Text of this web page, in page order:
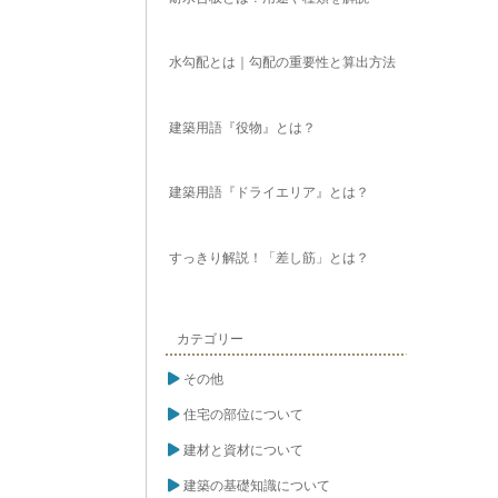
水勾配とは｜勾配の重要性と算出方法
建築用語『役物』とは？
建築用語『ドライエリア』とは？
すっきり解説！「差し筋」とは？
カテゴリー
その他
住宅の部位について
建材と資材について
建築の基礎知識について